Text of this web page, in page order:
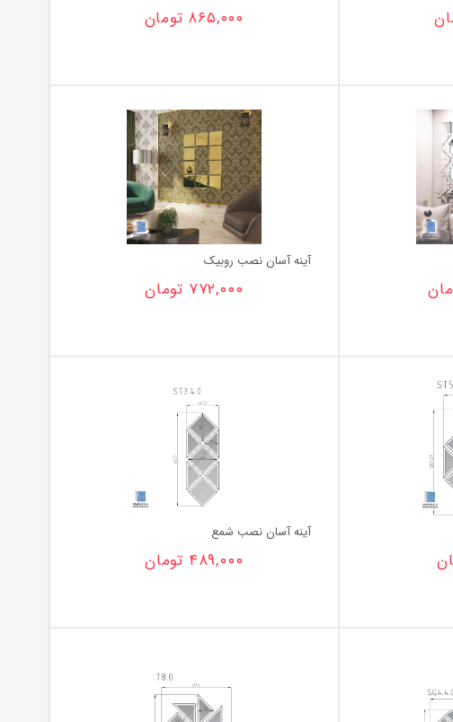
۸۶۵,۰۰۰ تومان
آینه آسان نصب روبیک
۷۷۲,۰۰۰ تومان
آینه آسان نصب شمع
۴۸۹,۰۰۰ تومان